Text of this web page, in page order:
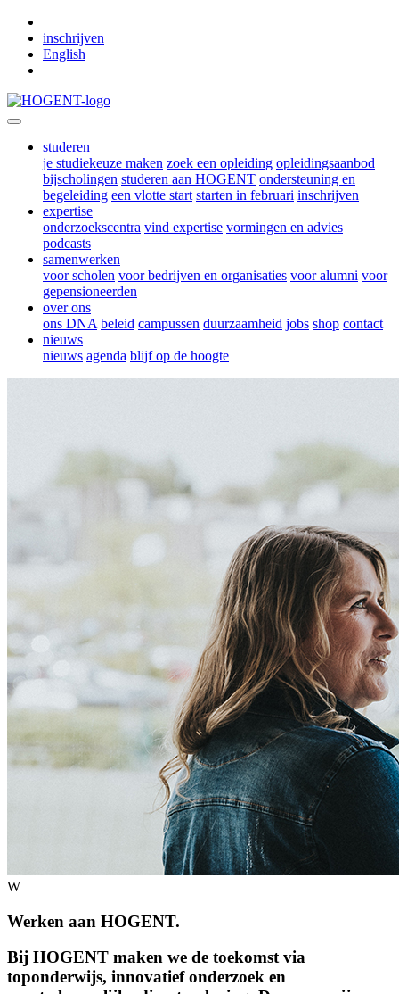
inschrijven
English
studeren
je studiekeuze maken zoek een opleiding opleidingsaanbod
bijscholingen studeren aan HOGENT ondersteuning en
begeleiding een vlotte start starten in februari inschrijven
expertise
onderzoekscentra vind expertise vormingen en advies
podcasts
samenwerken
voor scholen voor bedrijven en organisaties voor alumni voor
gepensioneerden
over ons
ons DNA beleid campussen duurzaamheid jobs shop contact
nieuws
nieuws agenda blijf op de hoogte
W
Werken aan HOGENT.
Bij HOGENT maken we de toekomst via
toponderwijs, innovatief onderzoek en